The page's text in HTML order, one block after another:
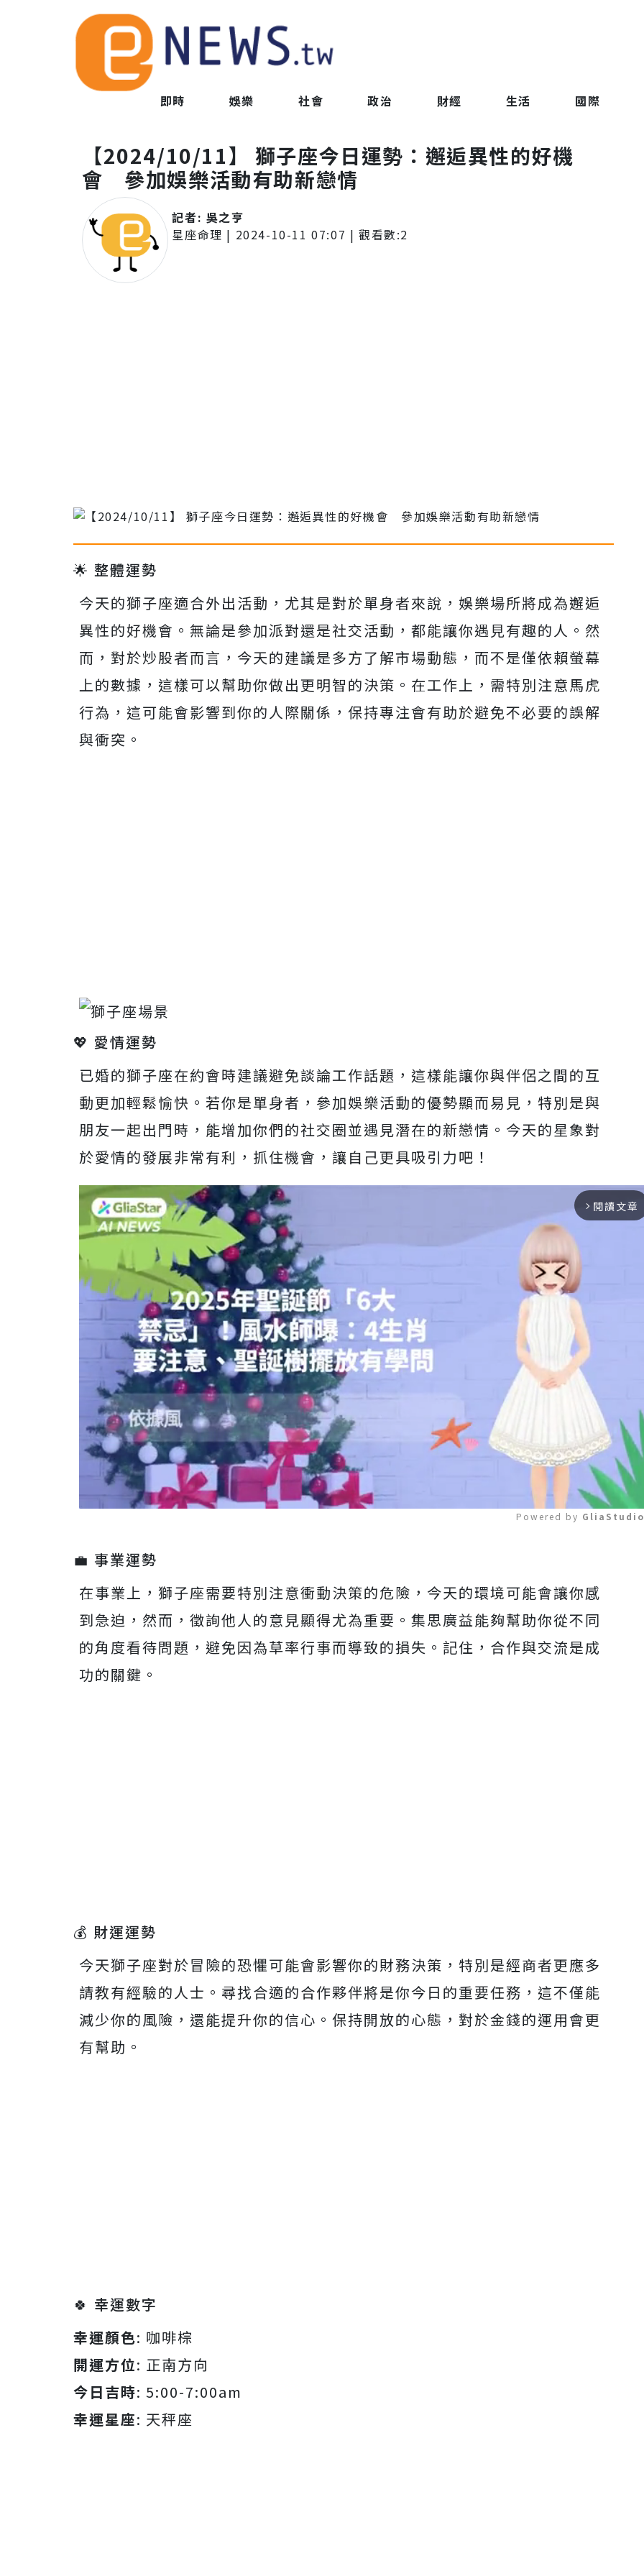
即時 娛樂 社會 政治 財經 生活 國際
【2024/10/11】 獅子座今日運勢：邂逅異性的好機
會 參加娛樂活動有助新戀情
記者: 吳之亨
星座命理 | 2024-10-11 07:07 | 觀看數:2
🌟 整體運勢
今天的獅子座適合外出活動，尤其是對於單身者來說，娛樂場所將成為邂逅
異性的好機會。無論是參加派對還是社交活動，都能讓你遇見有趣的人。然
而，對於炒股者而言，今天的建議是多方了解市場動態，而不是僅依賴螢幕
上的數據，這樣可以幫助你做出更明智的決策。在工作上，需特別注意馬虎
行為，這可能會影響到你的人際關係，保持專注會有助於避免不必要的誤解
與衝突。
💖 愛情運勢
已婚的獅子座在約會時建議避免談論工作話題，這樣能讓你與伴侶之間的互
動更加輕鬆愉快。若你是單身者，參加娛樂活動的優勢顯而易見，特別是與
朋友一起出門時，能增加你們的社交圈並遇見潛在的新戀情。今天的星象對
於愛情的發展非常有利，抓住機會，讓自己更具吸引力吧！
arrow_forward_ios 閱讀文章
Powered by
💼 事業運勢
在事業上，獅子座需要特別注意衝動決策的危險，今天的環境可能會讓你感
到急迫，然而，徵詢他人的意見顯得尤為重要。集思廣益能夠幫助你從不同
的角度看待問題，避免因為草率行事而導致的損失。記住，合作與交流是成
功的關鍵。
💰 財運運勢
今天獅子座對於冒險的恐懼可能會影響你的財務決策，特別是經商者更應多
請教有經驗的人士。尋找合適的合作夥伴將是你今日的重要任務，這不僅能
減少你的風險，還能提升你的信心。保持開放的心態，對於金錢的運用會更
有幫助。
🍀 幸運數字
幸運顏色: 咖啡棕
開運方位: 正南方向
今日吉時: 5:00-7:00am
幸運星座: 天秤座